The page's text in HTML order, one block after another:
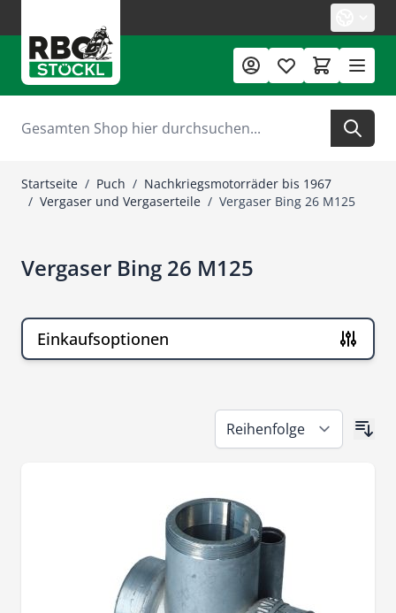
Suche
Startseite / Puch / Nachkriegsmotorräder bis 1967
/ Vergaser und Vergaserteile / Vergaser Bing 26 M125
Vergaser Bing 26 M125
Einkaufsoptionen